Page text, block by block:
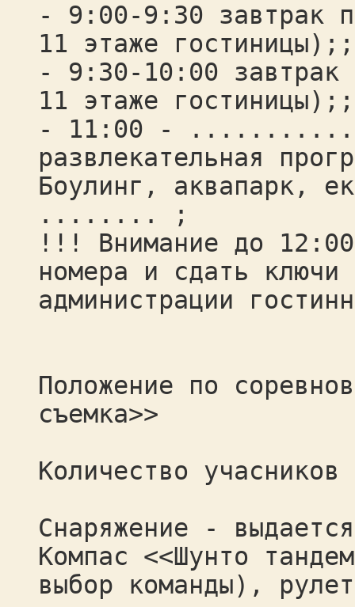
- 9:00-9:30 завтрак
11 этаже гостиницы);;
- 9:30-10:00 завтрак
11 этаже гостиницы);;
- 11:00 - ...........
развлекательная
Боулинг, аквапарк,
........ ;
!!! Внимание до 12:00
номера и сдать ключи
администрации
Положение по
съемка>>
Количество
Снаряжение -
Компас <<Шунто
выбор команды),